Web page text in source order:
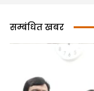
सम्बंधित खबर